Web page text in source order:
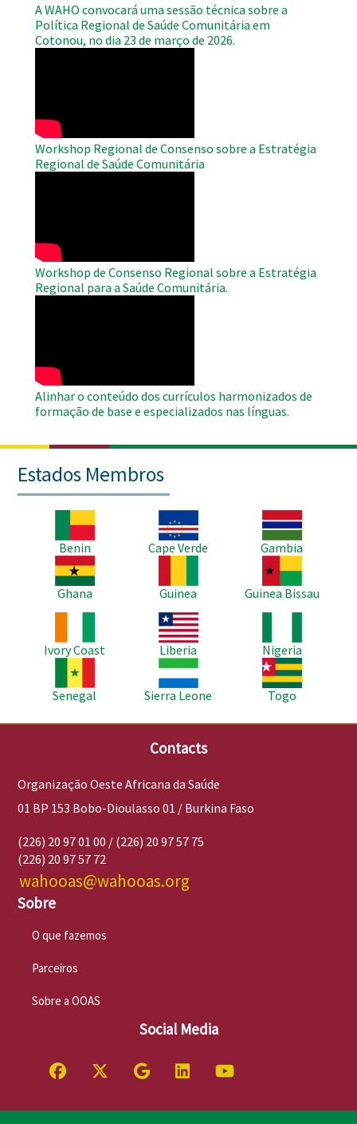
A WAHO convocará uma sessão técnica sobre a
Política Regional de Saúde Comunitária em
Cotonou, no dia 23 de março de 2026.
Workshop Regional de Consenso sobre a Estratégia
Regional de Saúde Comunitária
Workshop de Consenso Regional sobre a Estratégia
Regional para a Saúde Comunitária.
Alinhar o conteúdo dos currículos harmonizados de
formação de base e especializados nas línguas.
Estados Membros
Benin
Imagem
Cape Verde
Imagem
Gambia
Imagem
Ghana
Guinea
Imagem
Guinea Bissau
Ivory Coast
Imagem
Liberia
Nigeria
Imagem
Senegal
Imagem
Sierra Leone
Imagem
Togo
Contacts
Organização Oeste Africana da Saúde
01 BP 153 Bobo-Dioulasso 01 / Burkina Faso
(226) 20 97 01 00 / (226) 20 97 57 75
(226) 20 97 57 72
wahooas@wahooas.org
Sobre
O que fazemos
Parceiros
Sobre a OOAS
Social Media